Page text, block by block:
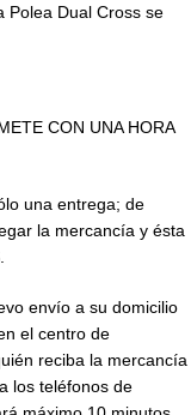
Polea Dual Cross se
CON UNA HORA
una entrega; de
la mercancía y ésta
envío a su domicilio
el centro de
reciba la mercancía
los teléfonos de